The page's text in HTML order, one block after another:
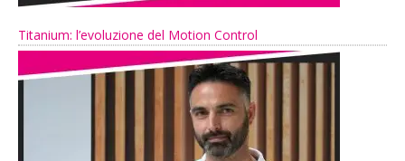
Titanium: l’evoluzione del Motion Control